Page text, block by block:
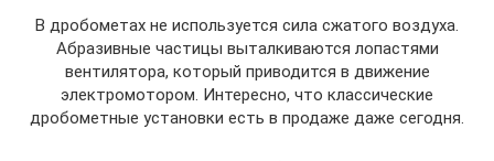
В дробометах не используется сила сжатого воздуха.
Абразивные частицы выталкиваются лопастями
вентилятора, который приводится в движение
электромотором. Интересно, что классические
дробометные установки есть в продаже даже сегодня.